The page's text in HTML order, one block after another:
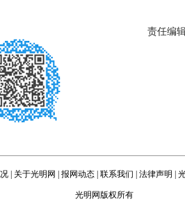
责任编
关于光明网 报网动态 联系我们 法律声明
光明网版权所有